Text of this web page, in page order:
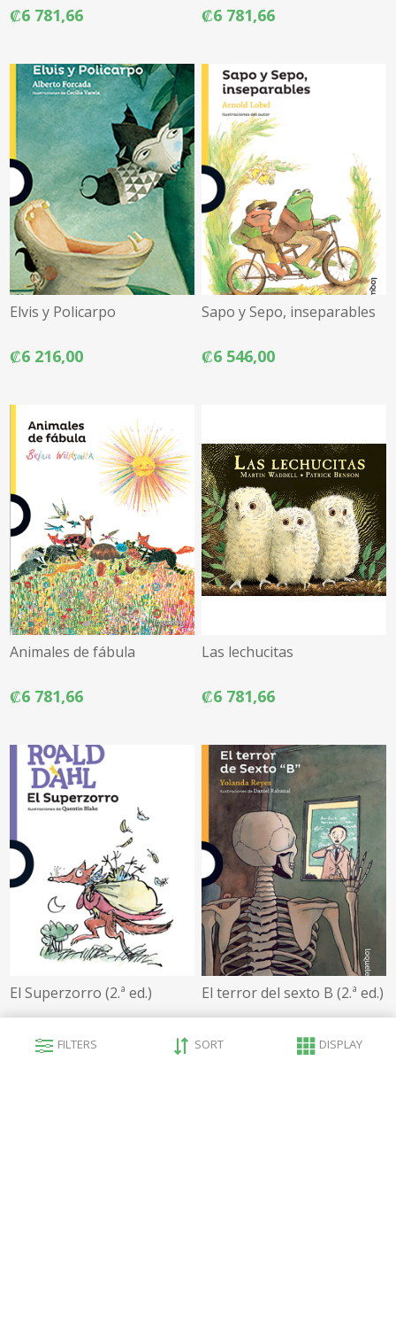
₡6 781,66 ₡6 781,66
Elvis y Policarpo
₡6 216,00
Sapo y Sepo, inseparables
₡6 546,00
Animales de fábula
₡6 781,66
Las lechucitas
₡6 781,66
El Superzorro (2.ª ed.)
₡7 252,00
El terror del sexto B (2.ª ed.)
₡6 781,66
FILTERS SORT DISPLAY